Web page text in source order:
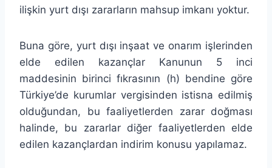
ilişkin yurt dışı zararların mahsup imkanı yoktur.
Buna göre, yurt dışı inşaat ve onarım işlerinden
elde edilen kazançlar Kanunun 5 inci
maddesinin birinci fıkrasının (h) bendine göre
Türkiye’de kurumlar vergisinden istisna edilmiş
olduğundan, bu faaliyetlerden zarar doğması
halinde, bu zararlar diğer faaliyetlerden elde
edilen kazançlardan indirim konusu yapılamaz.